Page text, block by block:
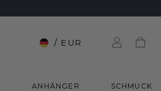
/ EUR
ANHÄNGER SCHMUCK